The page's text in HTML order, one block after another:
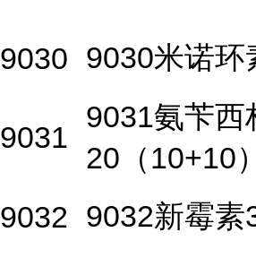
9030 9030米诺环
9031
9031氨苄西
20（10+10
9032 9032新霉素